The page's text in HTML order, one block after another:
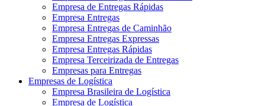
Empresa de Entregas Rápidas
Empresa Entregas
Empresa Entregas de Caminhão
Empresa Entregas Expressas
Empresa Entregas Rápidas
Empresa Terceirizada de Entregas
Empresas para Entregas
Empresas de Logística
Empresa Brasileira de Logística
Empresa de Logística